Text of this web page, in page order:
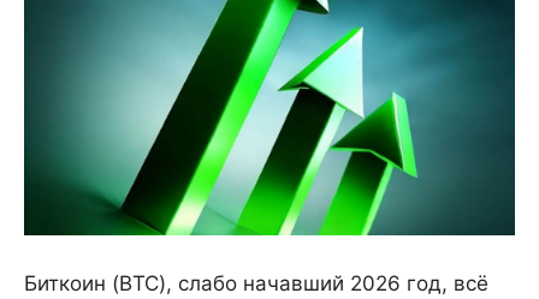
Биткоин (BTC), слабо начавший 2026 год, всё